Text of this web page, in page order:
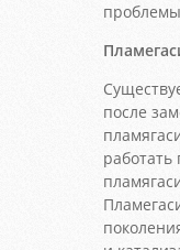
после
работать